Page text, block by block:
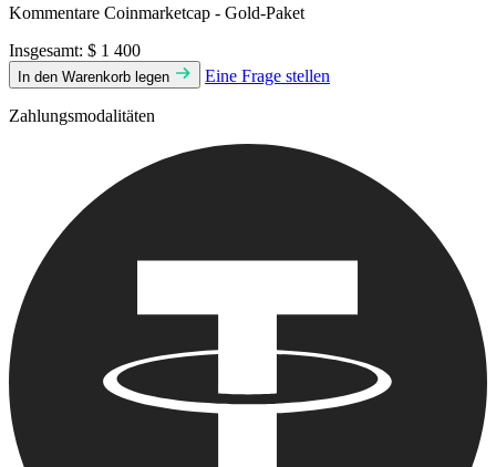
Kommentare Coinmarketcap - Gold-Paket
Insgesamt: $ 1 400
In den Warenkorb legen Eine Frage stellen
Zahlungsmodalitäten